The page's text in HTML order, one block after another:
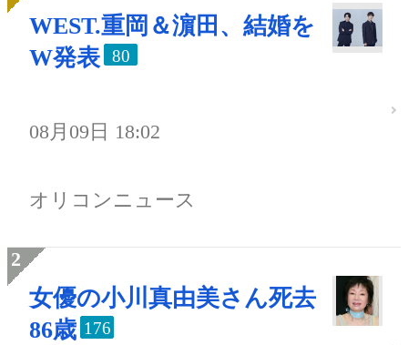
WEST.重岡＆濵田、結婚を
W発表
80
08月09日 18:02
オリコンニュース
女優の小川真由美さん死去
86歳 176